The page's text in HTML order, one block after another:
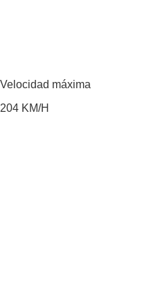
Velocidad máxima
204 KM/H